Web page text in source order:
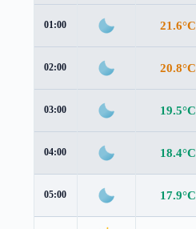
01:00 21.6°C
02:00 20.8°C
03:00 19.5°C
04:00 18.4°C
05:00 17.9°C